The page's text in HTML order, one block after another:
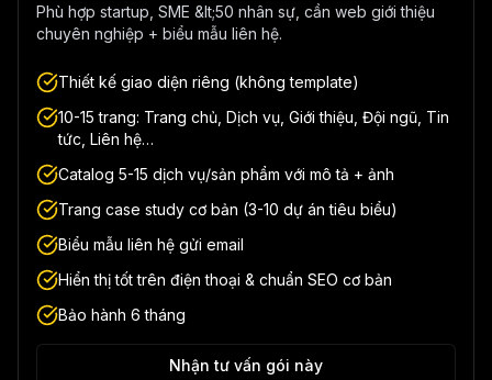
Phù hợp startup, SME &lt;50 nhân sự, cần web giới thiệu
chuyên nghiệp + biểu mẫu liên hệ.
Thiết kế giao diện riêng (không template)
10-15 trang: Trang chủ, Dịch vụ, Giới thiệu, Đội ngũ, Tin
tức, Liên hệ…
Catalog 5-15 dịch vụ/sản phẩm với mô tả + ảnh
Trang case study cơ bản (3-10 dự án tiêu biểu)
Biểu mẫu liên hệ gửi email
Hiển thị tốt trên điện thoại & chuẩn SEO cơ bản
Bảo hành 6 tháng
Nhận tư vấn gói này